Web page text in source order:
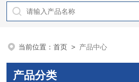
钳测试仪、导引管导丝测试仪、针灸针测
当前位置：首页 > 产品中心
产品分类